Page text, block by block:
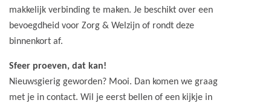
makkelijk verbinding te maken. Je beschikt over een
bevoegdheid voor Zorg & Welzijn of rondt deze
binnenkort af.
Sfeer proeven, dat kan!
Nieuwsgierig geworden? Mooi. Dan komen we graag
met je in contact. Wil je eerst bellen of een kijkje in